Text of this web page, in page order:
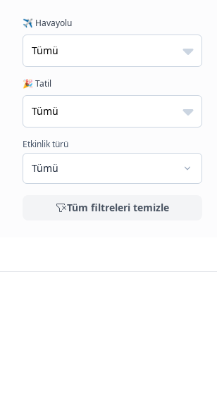
✈️ Havayolu
🎉 Tatil
Etkinlik türü
Tümü
Tüm filtreleri temizle